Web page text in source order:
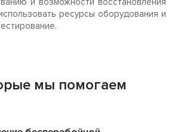
ресурсы оборудования и
мы помогаем